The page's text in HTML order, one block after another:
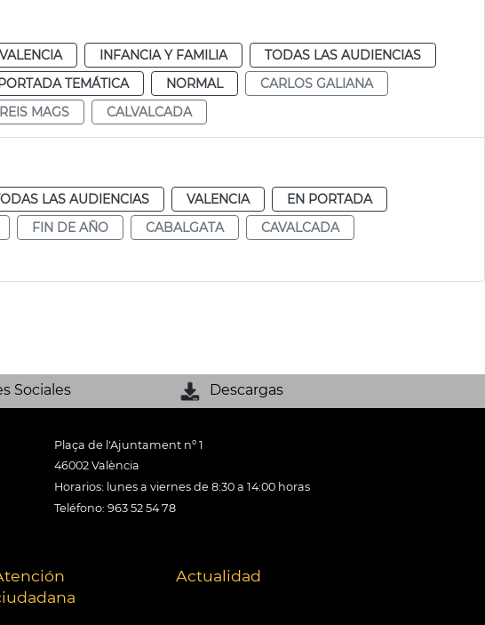
VALENCIA INFANCIA Y FAMILIA
TODAS LAS AUDIENCIAS
TEMÁTICA NORMAL
CARLOS GALIANA
REIS MAGS CALVALCADA
LAS AUDIENCIAS VALENCIA
EN PORTADA
FIN DE AÑO CABALGATA
CAVALCADA
Sociales Descargas
Plaça de l'Ajuntament nº 1
46002 València
Horarios: lunes a viernes de 8:30 a 14:00 horas
Teléfono: 963 52 54 78
Actualidad